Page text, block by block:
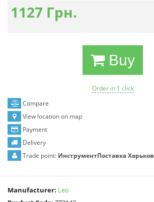
1127 Грн.
Buy
Order in 1 click
Compare
View location on map
Payment
Delivery
Trade point: ИнструментПоставка Харьков
Manufacturer: Leo